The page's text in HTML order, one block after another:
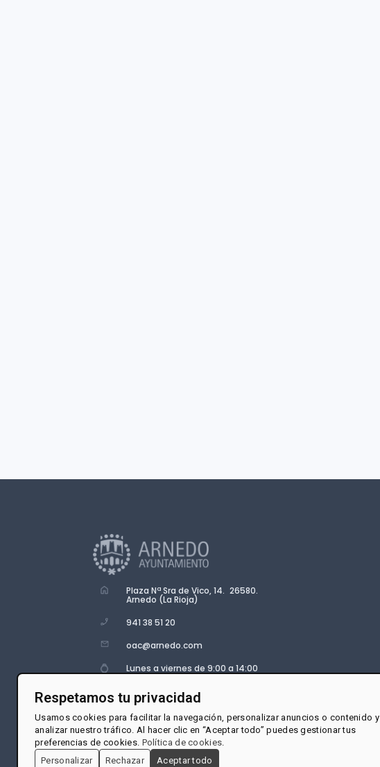
Plaza Nª Sra de Vico, 14. 26580.
Arnedo (La Rioja)
941 38 51 20
oac@arnedo.com
Lunes a viernes de 9:00 a 14:00
Respetamos tu privacidad
Usamos cookies para facilitar la navegación, personalizar anuncios o contenido y
analizar nuestro tráfico. Al hacer clic en “Aceptar todo” puedes gestionar tus
preferencias de cookies. Política de cookies.
Personalizar
Rechazar Aceptar todo